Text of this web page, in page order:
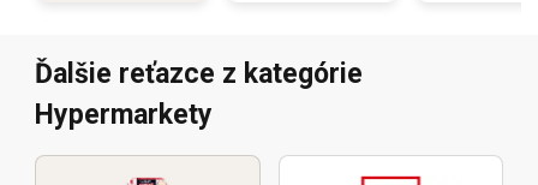
Ďalšie reťazce z kategórie
Hypermarkety